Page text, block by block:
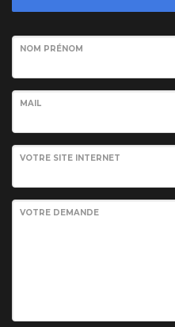
NOM PRÉNOM
MAIL
VOTRE SITE INTERNET
VOTRE DEMANDE